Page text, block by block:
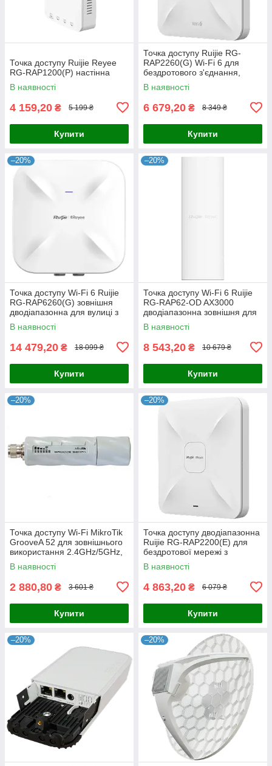
Точка доступу Ruijie Reyee
RG-RAP1200(P) настінна
В наявності
4 159,20 ₴ 5 199 ₴
Купити
Точка доступу Ruijie RG-
RAP2260(G) Wi-Fi 6 для
бездротового з'єднання,
дводіапазонна, швидкість до
1775 Мбіт/с, кріплення на
В наявності
6 679,20 ₴ 8 349 ₴
Купити
–20%
Точка доступу Wi-Fi 6 Ruijie
RG-RAP6260(G) зовнішня
дводіапазонна для вулиці з
підтримкою 575 Мбіт/с та
1200 Мбіт/с, IP68, для
В наявності
14 479,20 ₴ 18 099 ₴
Купити
–20%
Точка доступу Wi-Fi 6 Ruijie
RG-RAP62-OD AX3000
дводіапазонна зовнішня для
забезпечення швидкісного
з'єднання до 2974 Мбіт/с з
В наявності
8 543,20 ₴ 10 679 ₴
Купити
–20%
Точка доступу Wi-Fi MikroTik
GrooveA 52 для зовнішнього
використання 2.4GHz/5GHz,
RouterOS L4, для стабільного
підключення на
В наявності
2 880,80 ₴ 3 601 ₴
Купити
–20%
Точка доступу дводіапазонна
Ruijie RG-RAP2200(E) для
бездротової мережі з
налаштуванням через Ruijie
Cloud та підтримкою до 1267
В наявності
4 863,20 ₴ 6 079 ₴
Купити
–20% –20%